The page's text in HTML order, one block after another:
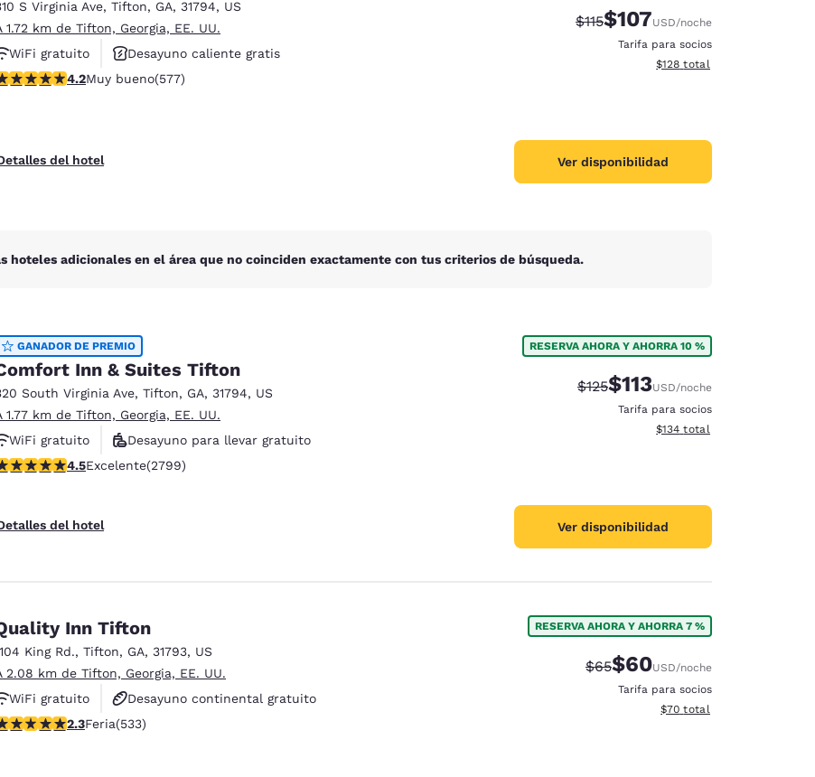
Germany
English
S Virginia Ave, Tifton, GA, 31794, US
1.72 km de Tifton, Georgia, EE. UU.
WiFi gratuito
Desayuno caliente gratis
Se aceptan mascotas
de 4.15 estrellas. Muy bueno. 577 reseñas
4.2Muy bueno(577)
del hotel
Precio tachado:
$115Precio con descuento:
$107USD/noche
Tarifa para socios
Ver detalles del total
$128 total
Ver disponibilidad
hoteles adicionales en el área que no coinciden exactamente con tus criterios de búsqueda.
GANADOR DE PREMIO
Inn & Suites Tifton
South Virginia Ave, Tifton, GA, 31794, US
1.77 km de Tifton, Georgia, EE. UU.
WiFi gratuito
Desayuno para llevar gratuito
Desayuno caliente gratis
de 4.53 estrellas. Excelente. 2799 reseñas
4.5Excelente(2799)
del hotel
RESERVA AHORA Y AHORRA 10 %
Precio tachado:
$125Precio con descuento:
$113USD/noche
Tarifa para socios
Ver detalles del total
$134 total
Ver disponibilidad
Inn Tifton
King Rd., Tifton, GA, 31793, US
2.08 km de Tifton, Georgia, EE. UU.
WiFi gratuito
Desayuno continental gratuito
Desayuno caliente gratis
de 2.33 estrellas. Feria. 533 reseñas
2.3Feria(533)
RESERVA AHORA Y AHORRA 7 %
Precio tachado:
$65Precio con descuento:
$60USD/noche
Tarifa para socios
Ver detalles del total
$70 total